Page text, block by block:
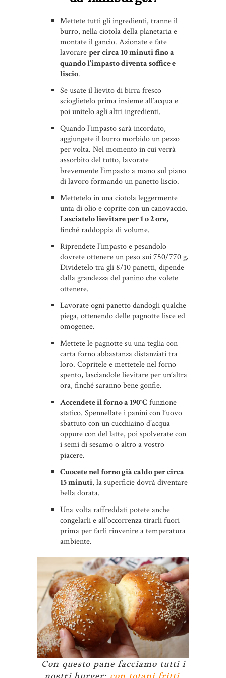
Mettete tutti gli ingredienti, tranne il
burro, nella ciotola della planetaria e
montate il gancio. Azionate e fate
lavorareper circa 10 minuti fino a
quando l’impasto diventa soffice e
liscio.
Se usate il lievito di birra fresco
scioglietelo prima insieme all’acqua e
poi unitelo agli altri ingredienti.
Quando l’impasto sarà incordato,
aggiungete il burro morbido un pezzo
per volta. Nel momento in cui verrà
assorbito del tutto, lavorate
brevemente l’impasto a mano sul piano
di lavoro formando un panetto liscio.
Mettetelo in una ciotola leggermente
unta di olio e coprite con un canovaccio.
Lasciatelo lievitare per 1 o 2 ore,
finché raddoppia di volume.
Riprendete l’impasto e pesandolo
dovrete ottenere un peso sui 750/770 g.
Dividetelo tra gli 8/10 panetti, dipende
dalla grandezza del panino che volete
ottenere.
Lavorate ogni panetto dandogli qualche
piega, ottenendo delle pagnotte lisce ed
omogenee.
Mettete le pagnotte su una teglia con
carta forno abbastanza distanziati tra
loro. Copritele e mettetele nel forno
spento, lasciandole lievitare per un’altra
ora, finché saranno bene gonfie.
Accendete il forno a 190°Cfunzione
statico. Spennellate i panini con l’uovo
sbattuto con un cucchiaino d’acqua
oppure con del latte, poi spolverate con
i semi di sesamo o altro a vostro
piacere.
Cuocete nel forno già caldo per circa
15 minuti, la superficie dovrà diventare
bella dorata.
Una volta raffreddati potete anche
congelarli e all’occorrenza tirarli fuori
prima per farli rinvenire a temperatura
ambiente.
Con questo pane facciamo tutti i